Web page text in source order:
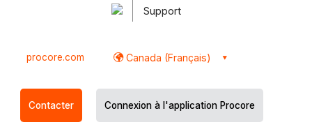
Support
procore.com Canada (Français)
Contacter Connexion à l'application Procore